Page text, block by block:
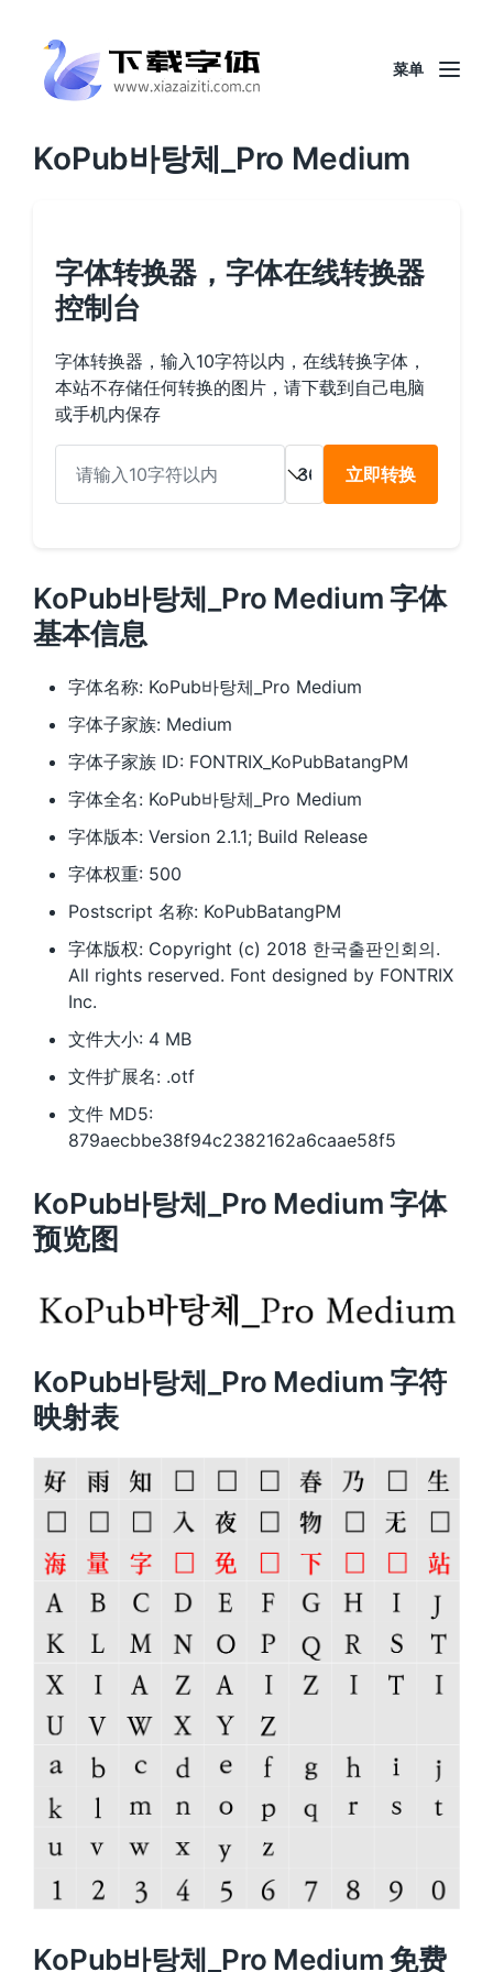
菜单
KoPub바탕체_Pro Medium
字体转换器，字体在线转换器
控制台
字体转换器，输入10字符以内，在线转换字体，
本站不存储任何转换的图片，请下载到自己电脑
或手机内保存
立即转换
KoPub바탕체_Pro Medium 字体
基本信息
字体名称: KoPub바탕체_Pro Medium
字体子家族: Medium
字体子家族 ID: FONTRIX_KoPubBatangPM
字体全名: KoPub바탕체_Pro Medium
字体版本: Version 2.1.1; Build Release
字体权重: 500
Postscript 名称: KoPubBatangPM
字体版权: Copyright (c) 2018 한국출판인회의.
All rights reserved. Font designed by FONTRIX
Inc.
文件大小: 4 MB
文件扩展名: .otf
文件 MD5:
879aecbbe38f94c2382162a6caae58f5
KoPub바탕체_Pro Medium 字体
预览图
KoPub바탕체_Pro Medium 字符
映射表
KoPub바탕체_Pro Medium 免费